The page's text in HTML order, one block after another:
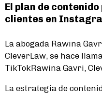
El plan de
clientes en
La abogada Rawina
CleverLaw, se hace
TikTokRawina Gavri,
La estrategia de